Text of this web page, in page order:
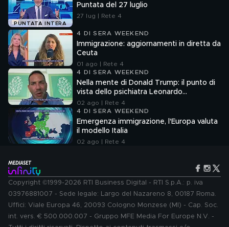
PUNTATA INTERA
Puntata del 27 luglio
27 lug | Rete 4
4 DI SERA WEEKEND
Immigrazione: aggiornamenti in diretta da
Ceuta
01 ago | Rete 4
4 DI SERA WEEKEND
Nella mente di Donald Trump: il punto di
vista dello psichiatra Leonardo
Mendolicchio
02 ago | Rete 4
4 DI SERA WEEKEND
Emergenza immigrazione, l'Europa valuta
il modello Italia
02 ago | Rete 4
Copyright ©1999-2026 RTI Business Digital - RTI S.p.A.: p. iva
03976881007 - Sede legale: Largo del Nazareno 8, 00187 Roma.
Uffici: Viale Europa 46, 20093 Cologno Monzese (MI) - Cap. Soc.
int. vers. € 500.000.007 - Gruppo MFE Media For Europe N.V. -